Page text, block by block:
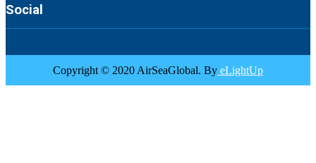
Social
Copyright © 2020 AirSeaGlobal. By eLightUp